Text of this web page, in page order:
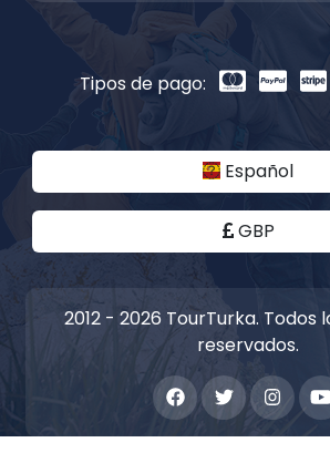
Tipos de pago:
Español
GBP
2012 - 2026 TourTurka. Todos
reservados.